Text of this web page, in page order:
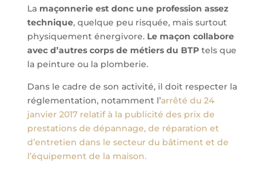
La maçonnerie est donc une profession assez
technique, quelque peu risquée, mais surtout
physiquement énergivore. Le maçon collabore
avec d’autres corps de métiers du BTPtels que
la peinture ou la plomberie.
Dans le cadre de son activité, il doit respecter la
réglementation, notamment l’arrêté du 24
janvier 2017 relatif à la publicité des prix de
prestations de dépannage, de réparation et
d’entretien dans le secteur du bâtiment et de
l’équipement de la maison.